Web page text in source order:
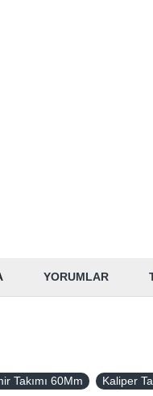
YORUMLAR
Takımı 60Mm Kaliper